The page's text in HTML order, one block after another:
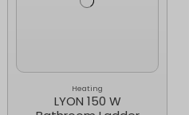
Heating
LYON 150 W